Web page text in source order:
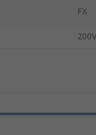
FX
200V